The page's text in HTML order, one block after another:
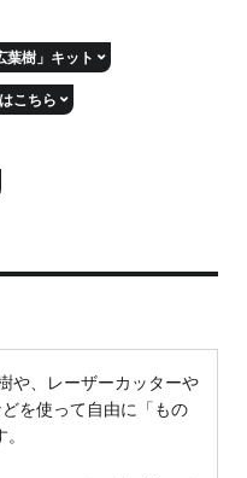
葉樹」キット
こちら
や、レーザーカッターや
を使って自由に「もの